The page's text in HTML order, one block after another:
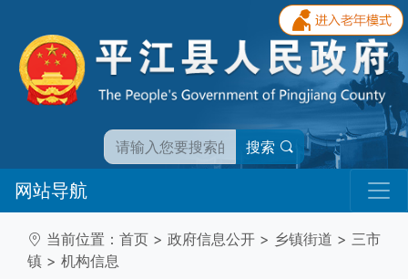
搜索
网站导航
当前位置： 首页 > 政府信息公开 > 乡镇街道 > 三市
镇 > 机构信息